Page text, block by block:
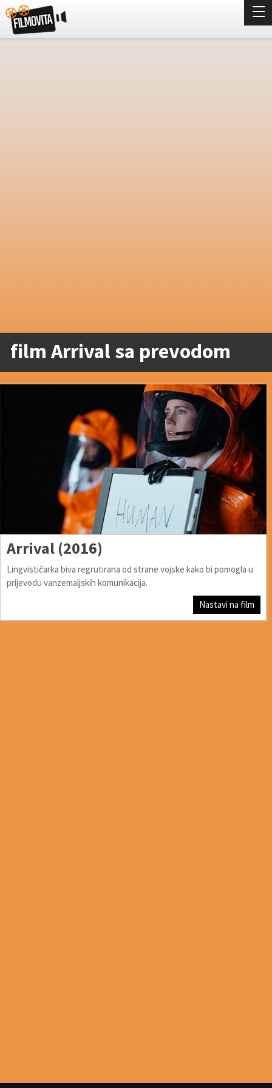
film Arrival sa prevodom
Arrival (2016)
Lingvističarka biva regrutirana od strane vojske kako bi pomogla u
prijevodu vanzemaljskih komunikacija.
Nastavi na film